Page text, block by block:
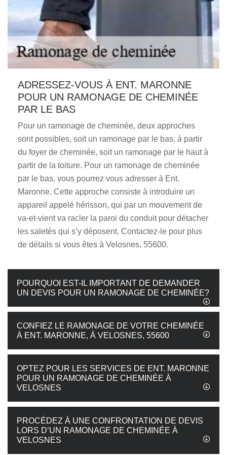
ADRESSEZ-VOUS À ENT. MARONNE
POUR UN RAMONAGE DE CHEMINÉE
PAR LE BAS
Pour un ramonage de cheminée, deux approches
sont possibles, soit un ramonage par le bas, à partir
du foyer de cheminée, soit un ramonage par le haut à
partir de la toiture. Pour un ramonage de cheminée
par le bas, vous pourrez vous adresser à Ent.
Maronne. Cette approche consiste à introduire un
appareil appelé hérisson, qui par un mouvement de
va-et-vient va racler la paroi du conduit pour détacher
les saletés qui s’y déposent. Contactez-le pour plus
de détails si vous êtes à Velosnes, 55600.
POURQUOI EST-IL IMPORTANT DE DEMANDER
UN DEVIS POUR UN RAMONAGE DE CHEMINÉE?
CONFIEZ LE RAMONAGE DE VOTRE CHEMINÉE
À ENT. MARONNE, À VELOSNES, 55600
OPTEZ POUR LES SERVICES DE ENT. MARONNE
POUR UN RAMONAGE DE CHEMINÉE À
VELOSNES
PROCÉDEZ À UNE CONFRONTATION DE DEVIS
LORS D’UN RAMONAGE DE CHEMINÉE À
VELOSNES